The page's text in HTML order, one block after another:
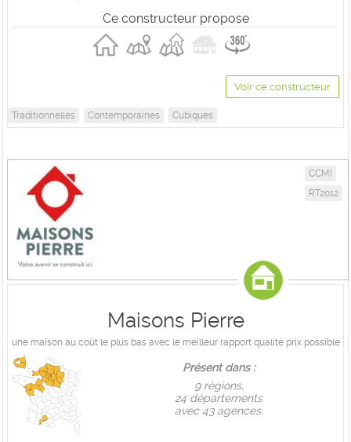
Ce constructeur propose
Voir ce constructeur
Traditionnelles Contemporaines Cubiques
CCMI
RT2012
Maisons Pierre
une maison au coût le plus bas avec le meilleur rapport qualité prix possible
Présent dans :
9 règions,
24 départements
avec 43 agences.